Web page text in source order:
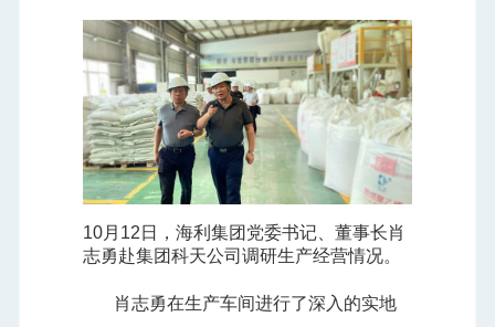
10月12日，海利集团党委书记、董事长肖
志勇赴集团科天公司调研生产经营情况。
肖志勇在生产车间进行了深入的实地